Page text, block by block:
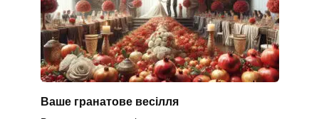
Ваше гранатове весілля